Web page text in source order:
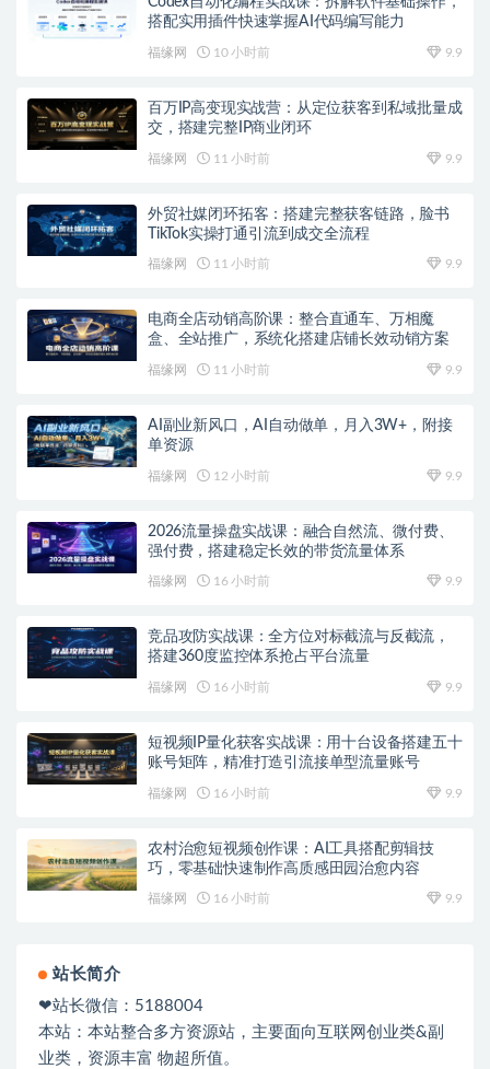
搭配实用插件快速掌握AI代码编写能力
福缘网 10 小时前 9.9
百万IP高变现实战营：从定位获客到私域批量成
交，搭建完整IP商业闭环
福缘网 11 小时前 9.9
外贸社媒闭环拓客：搭建完整获客链路，脸书
TikTok实操打通引流到成交全流程
福缘网 11 小时前 9.9
电商全店动销高阶课：整合直通车、万相魔
盒、全站推广，系统化搭建店铺长效动销方案
福缘网 11 小时前 9.9
AI副业新风口，AI自动做单，月入3W+，附接
单资源
福缘网 12 小时前 9.9
2026流量操盘实战课：融合自然流、微付费、
强付费，搭建稳定长效的带货流量体系
福缘网 16 小时前 9.9
竞品攻防实战课：全方位对标截流与反截流，
搭建360度监控体系抢占平台流量
福缘网 16 小时前 9.9
短视频IP量化获客实战课：用十台设备搭建五十
账号矩阵，精准打造引流接单型流量账号
福缘网 16 小时前 9.9
农村治愈短视频创作课：AI工具搭配剪辑技
巧，零基础快速制作高质感田园治愈内容
福缘网 16 小时前 9.9
站长简介
❤站长微信：5188004
本站：本站整合多方资源站，主要面向互联网创业类&副
业类，资源丰富 物超所值。